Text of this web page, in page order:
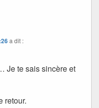
a dit :
Je te sais sincère et
retour.